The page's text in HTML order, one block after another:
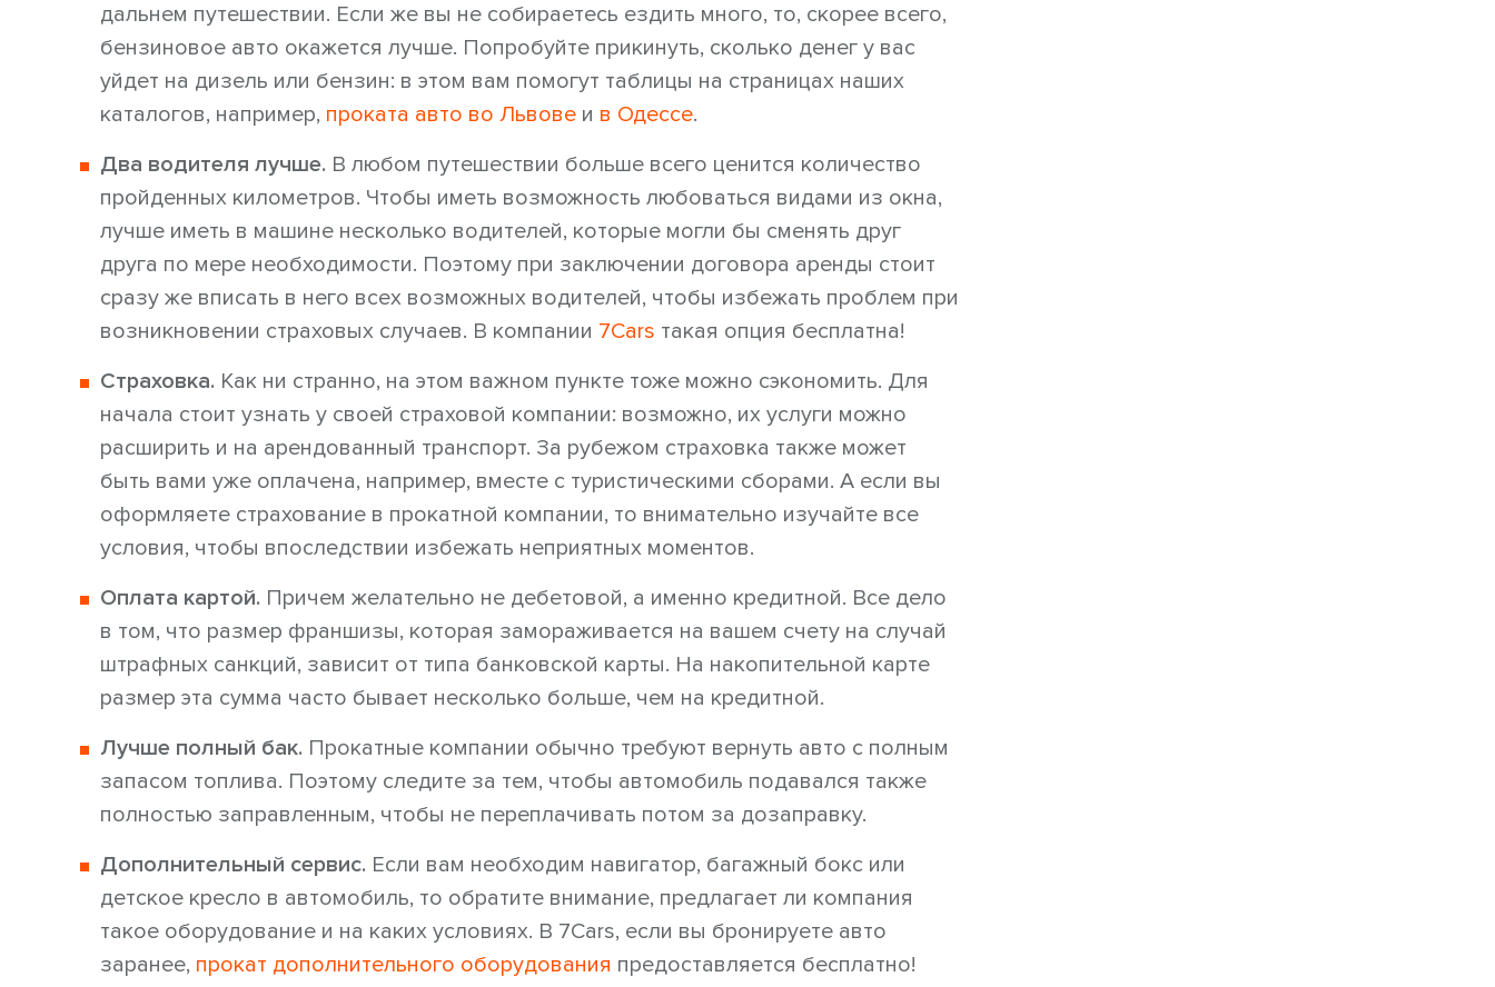
дальнем путешествии. Если же вы не собираетесь ездить много, то, скорее всего,
бензиновое авто окажется лучше. Попробуйте прикинуть, сколько денег у вас
уйдет на дизель или бензин: в этом вам помогут таблицы на страницах наших
каталогов, например, проката авто во Львове и в Одессе.
Два водителя лучше. В любом путешествии больше всего ценится количество
пройденных километров. Чтобы иметь возможность любоваться видами из окна,
лучше иметь в машине несколько водителей, которые могли бы сменять друг
друга по мере необходимости. Поэтому при заключении договора аренды стоит
сразу же вписать в него всех возможных водителей, чтобы избежать проблем при
возникновении страховых случаев. В компании 7Cars такая опция бесплатна!
Страховка. Как ни странно, на этом важном пункте тоже можно сэкономить. Для
начала стоит узнать у своей страховой компании: возможно, их услуги можно
расширить и на арендованный транспорт. За рубежом страховка также может
быть вами уже оплачена, например, вместе с туристическими сборами. А если вы
оформляете страхование в прокатной компании, то внимательно изучайте все
условия, чтобы впоследствии избежать неприятных моментов.
Оплата картой. Причем желательно не дебетовой, а именно кредитной. Все дело
в том, что размер франшизы, которая замораживается на вашем счету на случай
штрафных санкций, зависит от типа банковской карты. На накопительной карте
размер эта сумма часто бывает несколько больше, чем на кредитной.
Лучше полный бак. Прокатные компании обычно требуют вернуть авто с полным
запасом топлива. Поэтому следите за тем, чтобы автомобиль подавался также
полностью заправленным, чтобы не переплачивать потом за дозаправку.
Дополнительный сервис. Если вам необходим навигатор, багажный бокс или
детское кресло в автомобиль, то обратите внимание, предлагает ли компания
такое оборудование и на каких условиях. В 7Cars, если вы бронируете авто
заранее, прокат дополнительного оборудования предоставляется бесплатно!